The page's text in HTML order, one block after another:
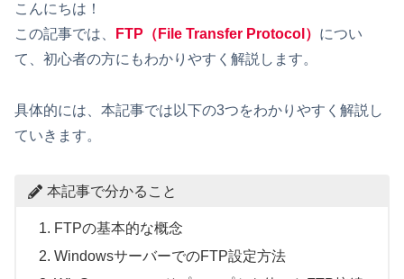
こんにちは！
この記事では、
FTP（File Transfer Protocol） につい
て、初心者の方にもわかりやすく解説します。
具体的には、本記事では以下の3つをわかりやすく解説し
ていきます。
本記事で分かること
FTPの基本的な概念
WindowsサーバーでのFTP設定方法